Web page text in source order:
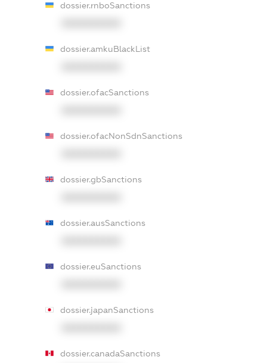
dossier.rnboSanctions
dossier.amkuBlackList
dossier.ofacSanctions
dossier.ofacNonSdnSanctions
dossier.gbSanctions
dossier.ausSanctions
dossier.euSanctions
dossier.japanSanctions
dossier.canadaSanctions